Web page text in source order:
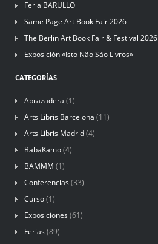
Feria BARULLO
Same Page Art Book Fair 2026
The Berlin Art Book Fair & Festival 2026
Exposición «Isto Não São Livros»
CATEGORÍAS
Abrazadera (1)
Arts Libris Barcelona (11)
Arts Libris Madrid(4)
BabaKamo(4)
BAMMM (1)
Conferencias (33)
Curso(1)
Exposiciones (61)
Ferias (89)